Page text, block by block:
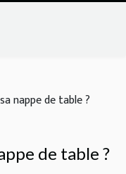
nappe de table ?
de table ?